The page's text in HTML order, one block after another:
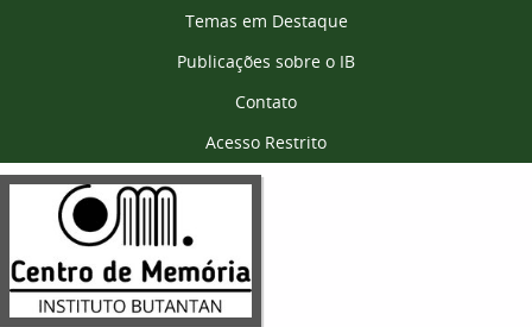
Temas em Destaque
Publicações sobre o IB
Contato
Acesso Restrito